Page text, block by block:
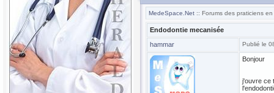
MedeSpace.Net :: Forums des praticiens
Endodontie mecanisée
hammar
Publié le
Bonjour
j'ouvre ce